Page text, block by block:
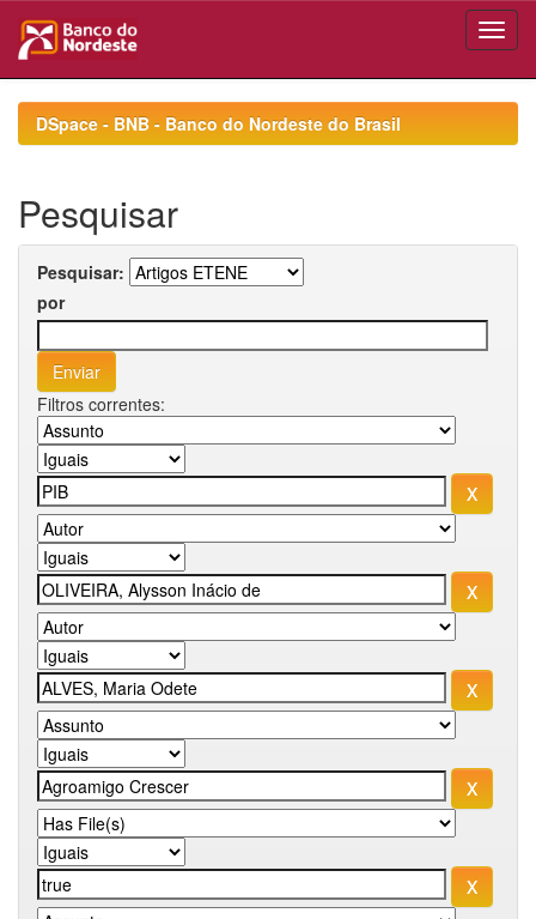
navigationDSpace - BNB - Banco do Nordeste do Brasil
Pesquisar
Pesquisar:
por
Filtros correntes: